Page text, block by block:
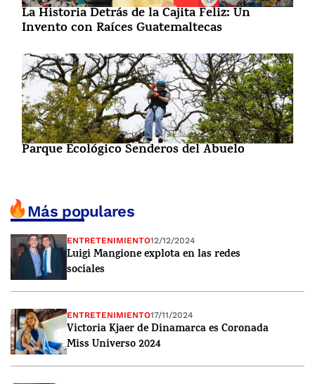
La Historia Detrás de la Cajita Feliz: Un
Invento con Raíces Guatemaltecas
Parque Ecológico Senderos del Abuelo
Más populares
ENTRETENIMIENTO12/12/2024
Luigi Mangione explota en las redes
sociales
ENTRETENIMIENTO17/11/2024
Victoria Kjaer de Dinamarca es Coronada
Miss Universo 2024